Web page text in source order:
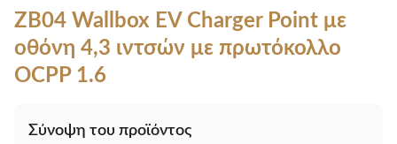
ZB04 Wallbox EV Charger Point με
οθόνη 4,3 ιντσών με πρωτόκολλο
OCPP 1.6
Σύνοψη του προϊόντος